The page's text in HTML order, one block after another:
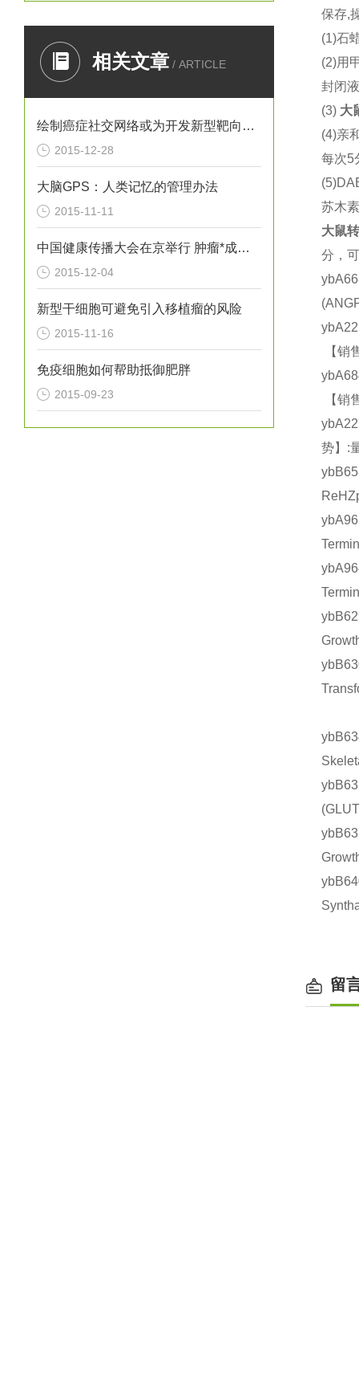
相关文章 / ARTICLE
绘制癌症社交网络或为开发新型靶向疗法提供思路
2015-12-28
大脑GPS：人类记忆的管理办法
2015-11-11
中国健康传播大会在京举行 肿瘤*成为热议焦点
2015-12-04
新型干细胞可避免引入移植瘤的风险
2015-11-16
免疫细胞如何帮助抵御肥胖
2015-09-23
保存,
(1)石
(2)用
封闭
(3) 大
(4)亲
每次5
苏木
大鼠
分，
【销
【销
势】:
留